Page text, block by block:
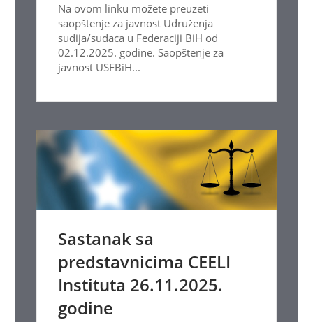
Na ovom linku možete preuzeti
saopštenje za javnost Udruženja
sudija/sudaca u Federaciji BiH od
02.12.2025. godine. Saopštenje za
javnost USFBiH...
Sastanak sa
predstavnicima CEELI
Instituta 26.11.2025.
godine